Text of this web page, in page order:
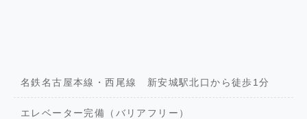
名鉄名古屋本線・西尾線 新安城駅北口から徒歩1分
エレベーター完備（バリアフリー）